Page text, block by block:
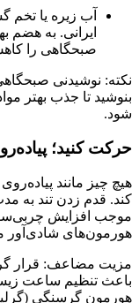
آب زیره یا
ایرانی. به هضم
صبحگاهی را
بنوشید تا جذب بهتر
شود.
حرکت کنید؛
هیچ چیز مانند
موجب افزایش
هورمون‌های شادی‌آور
مزیت مضاعف: قرار
باعث تنظیم ساعت
هورمون گرسنگی